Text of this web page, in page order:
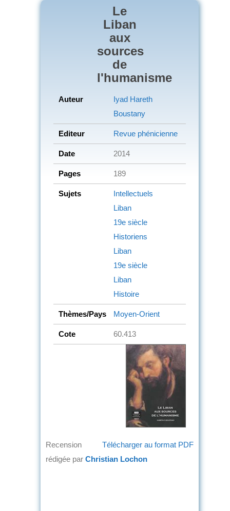
Le
Liban
aux
sources
de
l'humanisme
Auteur
Iyad Hareth
Boustany
Editeur Revue phénicienne
Date 2014
Pages 189
Sujets
Intellectuels
Liban
19e siècle
Historiens
Liban
19e siècle
Liban
Histoire
Thèmes/Pays Moyen-Orient
Cote 60.413
Télécharger au format PDF
Recension
rédigée par Christian Lochon